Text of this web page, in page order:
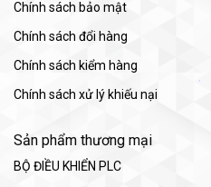
Chính sách bảo mật
Chính sách đổi hàng
Chính sách kiểm hàng
Chính sách xử lý khiếu nại
Sản phẩm thương mại
BỘ ĐIỀU KHIỂN PLC